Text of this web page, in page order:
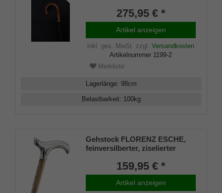
handpoliertem durchgehendem
Kirschholz, stabiles 8-teiliges
275,95 € *
Artikel anzeigen
inkl. ges. MwSt. zzgl. Versandkosten
Artikelnummer 1199-2
Merkliste
Lagerlänge: 98cm
Belastbarkeit: 100kg
Gehstock FLORENZ ESCHE,
feinversilberter, ziselierter
gewachstem Eschenholz zart
geflammt, inklusive passendem
Gummipuffer
159,95 € *
Artikel anzeigen